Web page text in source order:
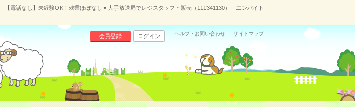
【電話なし】未経験OK！残業ほぼなし▼大手放送局でレジスタッフ・販売（111341130）｜エンバイト
会員登録 ログイン ヘルプ・お問い合わせ サイトマップ